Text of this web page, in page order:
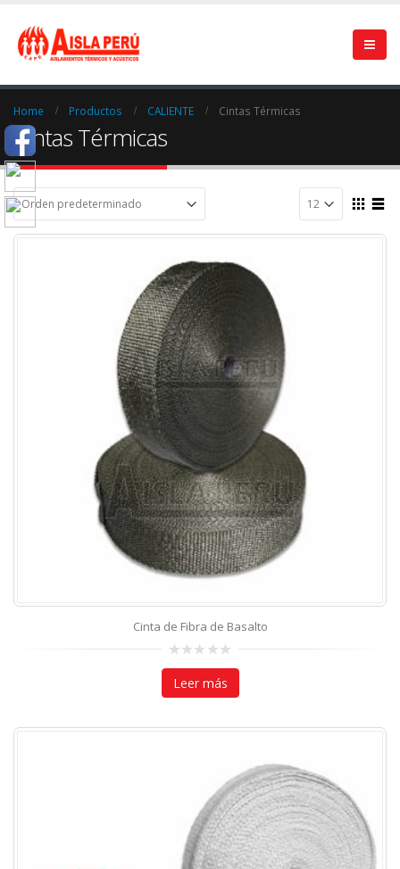
Home Productos CALIENTE Cintas Térmicas
Cintas Térmicas
Cinta de Fibra de Basalto
0
out
5
Leer más